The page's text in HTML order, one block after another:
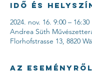
Idő és
2024. nov. 16. 9:00 – 16:30
Andrea Süth
Florhofstrasse 13, 8820
Az eseményről